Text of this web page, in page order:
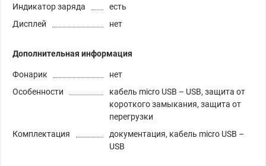
Индикатор заряда
есть
Дисплей
нет
Дополнительная информация
Фонарик
нет
Особенности
кабель micro USB – USB, защита от
короткого замыкания, защита от
перегрузки
Комплектация
документация, кабель micro USB –
USB